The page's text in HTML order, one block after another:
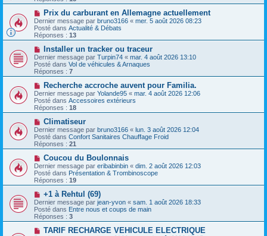
s
a
g
e
e
a
u
m
e
s
s
a
g
e
N
o
u
v
e
a
u
m
e
s
s
a
g
e
Prix ​​du carburant en Allemagne actuellement
Dernier message par bruno3166 « mer. 5 août 2026 08:23
Posté dans Actualité & Débats
Réponses : 13
N
o
u
v
e
a
u
m
e
s
s
a
g
e
Installer un tracker ou traceur
Dernier message par Turpin74 « mar. 4 août 2026 13:10
Posté dans Vol de véhicules & Arnaques
Réponses : 7
N
o
u
v
e
a
m
e
s
s
a
g
e
Recherche accroche auvent pour Familia.
Dernier message par Yolande95 « mar. 4 août 2026 12:06
Posté dans Accessoires extérieurs
Réponses : 18
N
o
u
v
e
a
m
e
s
g
e
Climatiseur
Dernier message par bruno3166 « lun. 3 août 2026 12:04
Posté dans Confort Sanitaires Chauffage Froid
Réponses : 21
N
o
u
v
e
m
e
s
s
Coucou du Boulonnais
Dernier message par eribabinbin « dim. 2 août 2026 12:03
Posté dans Présentation & Trombinoscope
Réponses : 19
N
o
u
v
e
a
+1 à Rehtul (69)
Dernier message par jean-yvon « sam. 1 août 2026 18:33
Posté dans Entre nous et coups de main
Réponses : 3
NTARIF RECHARGE VEHICULE ELECTRIQUE